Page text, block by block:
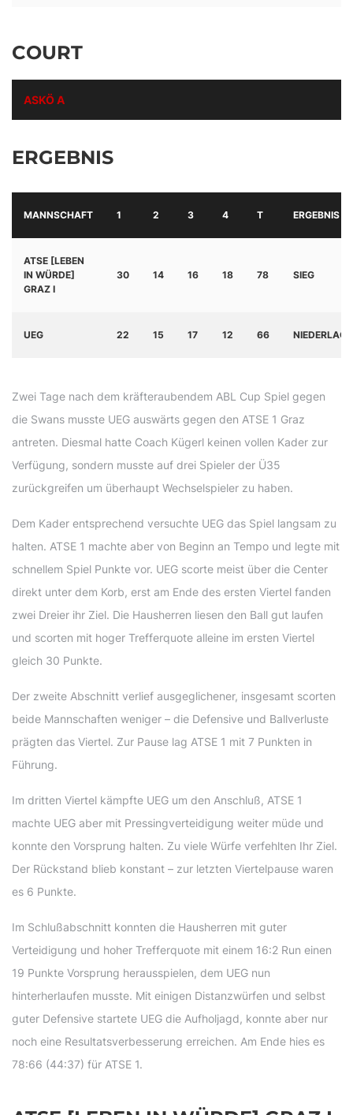
COURT
ASKÖ A
ERGEBNIS
MANNSCHAFT 1 2 3 4 T ERGEBNIS
ATSE [LEBEN
IN WÜRDE]
GRAZ I
30 14 16 18 78 SIEG
UEG 22 15 17 12 66 NIEDERLAGE
Zwei Tage nach dem kräfteraubendem ABL Cup Spiel gegen
die Swans musste UEG auswärts gegen den ATSE 1 Graz
antreten. Diesmal hatte Coach Kügerl keinen vollen Kader zur
Verfügung, sondern musste auf drei Spieler der Ü35
zurückgreifen um überhaupt Wechselspieler zu haben.
Dem Kader entsprechend versuchte UEG das Spiel langsam zu
halten. ATSE 1 machte aber von Beginn an Tempo und legte mit
schnellem Spiel Punkte vor. UEG scorte meist über die Center
direkt unter dem Korb, erst am Ende des ersten Viertel fanden
zwei Dreier ihr Ziel. Die Hausherren liesen den Ball gut laufen
und scorten mit hoger Trefferquote alleine im ersten Viertel
gleich 30 Punkte.
Der zweite Abschnitt verlief ausgeglichener, insgesamt scorten
beide Mannschaften weniger – die Defensive und Ballverluste
prägten das Viertel. Zur Pause lag ATSE 1 mit 7 Punkten in
Führung.
Im dritten Viertel kämpfte UEG um den Anschluß, ATSE 1
machte UEG aber mit Pressingverteidigung weiter müde und
konnte den Vorsprung halten. Zu viele Würfe verfehlten Ihr Ziel.
Der Rückstand blieb konstant – zur letzten Viertelpause waren
es 6 Punkte.
Im Schlußabschnitt konnten die Hausherren mit guter
Verteidigung und hoher Trefferquote mit einem 16:2 Run einen
19 Punkte Vorsprung herausspielen, dem UEG nun
hinterherlaufen musste. Mit einigen Distanzwürfen und selbst
guter Defensive startete UEG die Aufholjagd, konnte aber nur
noch eine Resultatsverbesserung erreichen. Am Ende hies es
78:66 (44:37) für ATSE 1.